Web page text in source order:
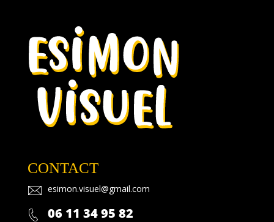
CONTACT
esimon.visuel@gmail.com
06 11 34 95 82